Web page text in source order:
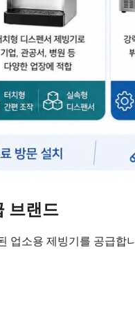
브랜드
업소용 제빙기를 공급합